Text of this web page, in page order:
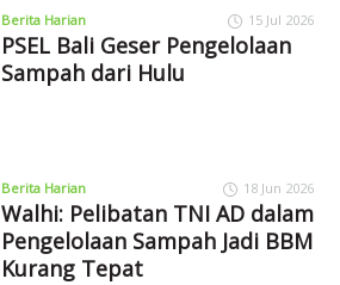
Berita Harian 15 Jul 2026
PSEL Bali Geser Pengelolaan
Sampah dari Hulu
Berita Harian 18 Jun 2026
Walhi: Pelibatan TNI AD dalam
Pengelolaan Sampah Jadi BBM
Kurang Tepat